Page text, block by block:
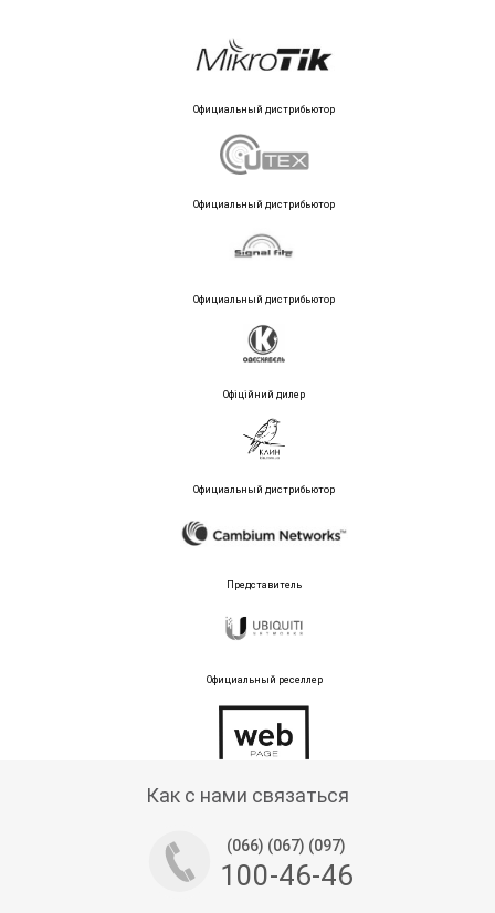
Официальный дистрибьютор
Официальный дистрибьютор
Официальный дистрибьютор
Офіційний дилер
Официальный дистрибьютор
Представитель
Официальный реселлер
Как с нами связаться
(066) (067) (097)
100-46-46